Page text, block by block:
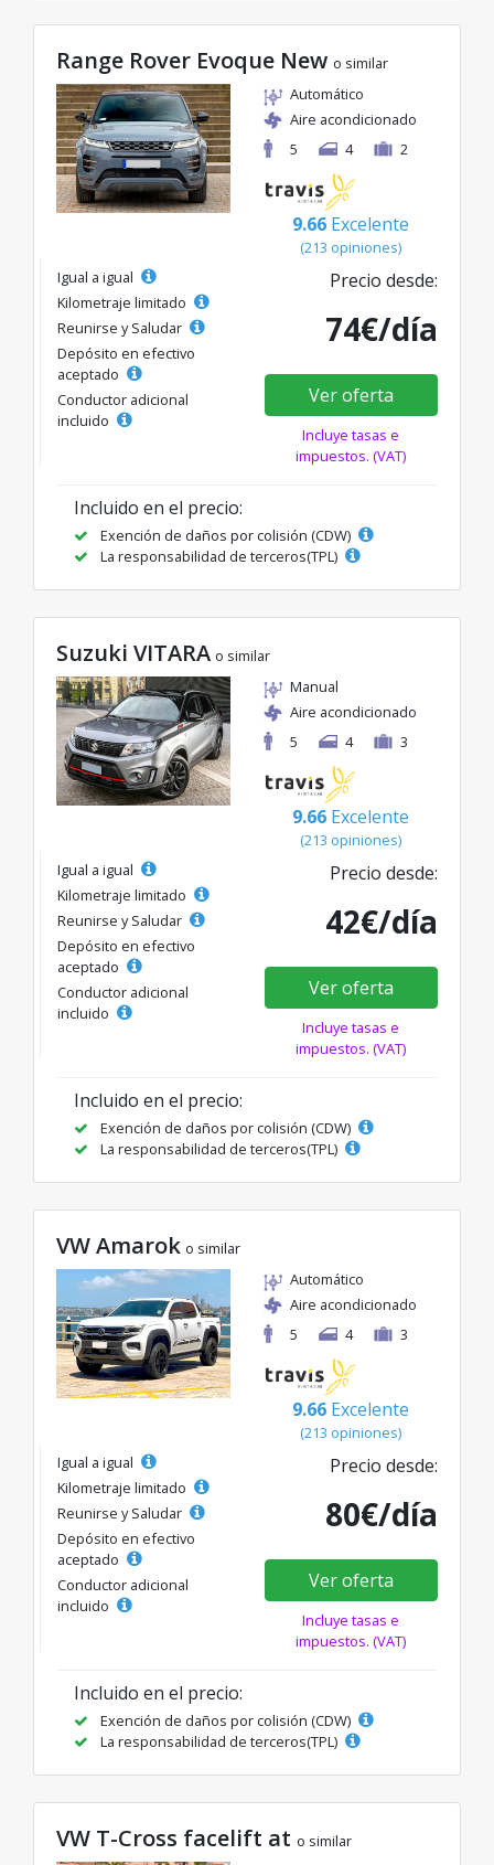
Range Rover Evoque New o similar
Automático
Aire acondicionado
5
4 2
9.66 Excelente
(213 opiniones)
Igual a igual
Kilometraje limitado
Reunirse y Saludar
Depósito en efectivo
aceptado
Conductor adicional
incluido
Precio desde:
74€/día
Ver oferta
Incluye tasas e
impuestos. (VAT)
Incluido en el precio:
Exención de daños por colisión (CDW)
La responsabilidad de terceros(TPL)
Suzuki VITARA o similar
Manual
Aire acondicionado
5
4 3
9.66 Excelente
(213 opiniones)
Igual a igual
Kilometraje limitado
Reunirse y Saludar
Depósito en efectivo
aceptado
Conductor adicional
incluido
Precio desde:
42€/día
Ver oferta
Incluye tasas e
impuestos. (VAT)
Incluido en el precio:
Exención de daños por colisión (CDW)
La responsabilidad de terceros(TPL)
VW Amarok o similar
Automático
Aire acondicionado
5
4 3
9.66 Excelente
(213 opiniones)
Igual a igual
Kilometraje limitado
Reunirse y Saludar
Depósito en efectivo
aceptado
Conductor adicional
incluido
Precio desde:
80€/día
Ver oferta
Incluye tasas e
impuestos. (VAT)
Incluido en el precio:
Exención de daños por colisión (CDW)
La responsabilidad de terceros(TPL)
VW T-Cross facelift at o similar